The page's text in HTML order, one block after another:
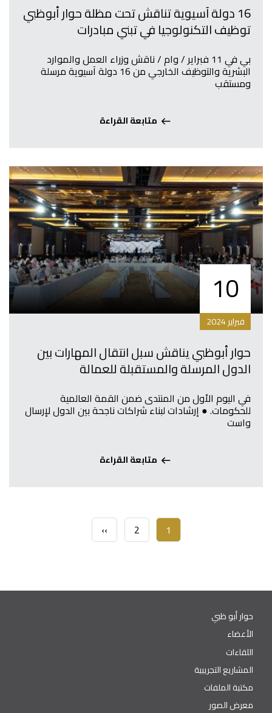
16 دولة آسيوية تناقش تحت مظلة حوار أبوظبي
توظيف التكنولوجيا في تبني مبادرات
بي في 11 فبراير / وام / ناقش وزراء العمل والموارد
البشرية والتوظيف الخارجي من 16 دولة آسيوية مرسلة
ومستقب
متابعة القراءة
10
فبراير 2024
حوار أبوظبي يناقش سبل انتقال المهارات بين
الدول المرسلة والمستقبلة للعمالة
في اليوم الأول من المنتدى ضمن القمة العالمية
للحكومات. ● إرشادات لبناء شراكات ناجحة بين الدول لإرسال
واست
متابعة القراءة
Current
page
1 الصفحة
2 الصفحة
التالية
››
حوار أبو ظبي
الأعضاء
اللقاءات
المشاريع التجريبية
مكتبة الملفات
معرض الصور